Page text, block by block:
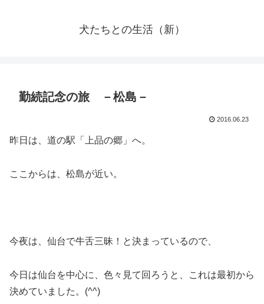
犬たちとの生活（新）
勤続記念の旅 －松島－
2016.06.23
昨日は、道の駅「上品の郷」へ。
ここからは、松島が近い。
今夜は、仙台で牛舌三昧！と決まっているので、
今日は仙台を中心に、色々見て回ろうと、これは最初から
決めていました。(^^)